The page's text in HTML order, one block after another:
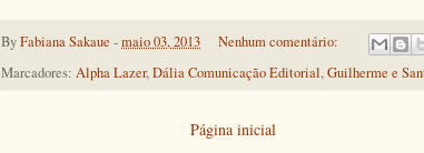
ByFabiana Sakaue -maio 03, 2013
Nenhum comentário:
Marcadores: Alpha Lazer,Dália Comunicação Editorial,Guilherme e
Página inicial